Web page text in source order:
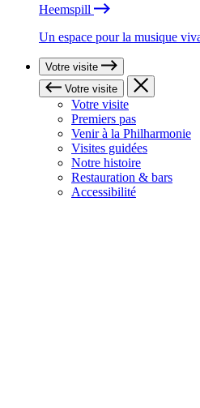
Heemspill
Un espace pour la musique
Votre visite
Votre visite
Votre visite
Premiers pas
Venir à la Philharmonie
Visites guidées
Notre histoire
Restauration & bars
Accessibilité